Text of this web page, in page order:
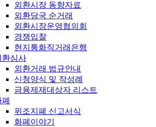
외환시장 동향자료
외환당국 순거래
외환시장운영협의회
경쟁입찰
현지통화직거래은행
환심사
외환거래 법규안내
신청양식 및 작성례
금융제재대상자 리스트
위조지폐 신고서식
화폐이야기